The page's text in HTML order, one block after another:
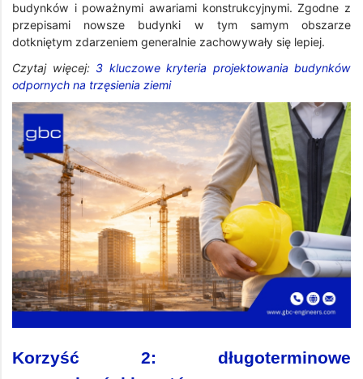
budynków i poważnymi awariami konstrukcyjnymi. Zgodne z
przepisami nowsze budynki w tym samym obszarze
dotkniętym zdarzeniem generalnie zachowywały się lepiej.
Czytaj więcej: 3 kluczowe kryteria projektowania budynków
odpornych na trzęsienia ziemi
Korzyść 2: długoterminowe